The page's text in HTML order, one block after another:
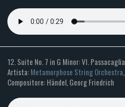
12. Suite No. 7 in G Minor: VI. Passacaglia
Artista:Metamorphose String Orchestra,
Compositore: Händel, Georg Friedrich